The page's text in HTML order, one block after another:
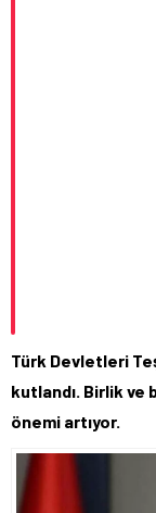
Türk Devletleri
kutlandı. Birlik
önemi artıyor.